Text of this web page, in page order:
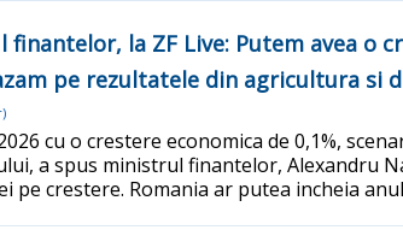
la ZF Live: Putem avea o
pe rezultatele din agricultura si
)
cu o crestere economica de 0,1%,
a spus ministrul finantelor, Alexandru
crestere. Romania ar putea incheia